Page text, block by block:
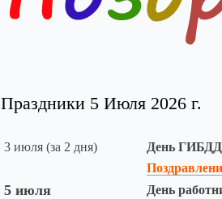
Праздники 5 Июля 2026 г.
3 июля (за 2 дня)
День ГИБДД
5 июля
День